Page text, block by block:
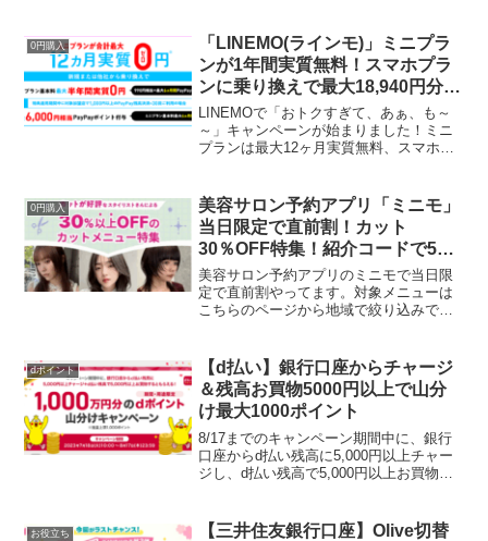
まっていたので交換してきました。Gポ
イントへの交換完了...
0円購入
「LINEMO(ラインモ)」ミニプラ
ンが1年間実質無料！スマホプラ
ンに乗り換えで最大18,940円分相
当PayPayがもらえる
LINEMOで「おトクすぎて、あぁ、も～
～」キャンペーンが始まりました！ミニ
プランは最大12ヶ月実質無料、スマホプ
去最高還元かな？特典1 ミニプラン...
0円購入
美容サロン予約アプリ「ミニモ」
当日限定で直前割！カット
30％OFF特集！紹介コードで500
ポイントもらえる
美容サロン予約アプリのミニモで当日限
定で直前割やってます。対象メニューは
こちらのページから地域で絞り込みでき
ニモから予約しているメニューは、トッ
プスタイリストさんで...
dポイント
【d払い】銀行口座からチャージ
＆残高お買物5000円以上で山分
け最大1000ポイント
8/17までのキャンペーン期間中に、銀行
口座からd払い残高に5,000円以上チャー
ジし、d払い残高で5,000円以上お買物す
1000万円分のdポイント（期間・用...
お役立ち
【三井住友銀行口座】Olive切替